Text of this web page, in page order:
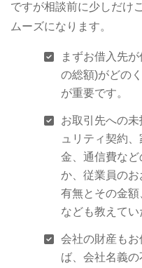
ですが相談前に少しだけ
ムーズになります。
まずお借入先
の総額)がどの
が重要です。
お取引先への
ュリティ契約
金、通信費な
か、従業員の
有無とその金
なども教えてい
会社の財産もお
ば、会社名義